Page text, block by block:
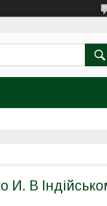
И. В